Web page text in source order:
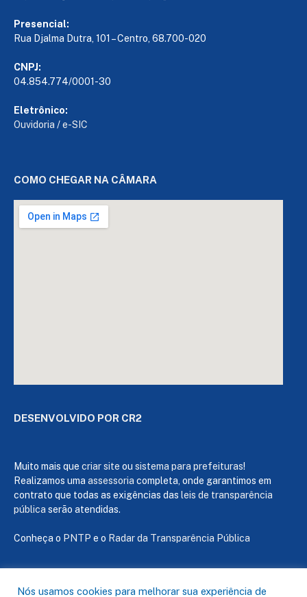
Presencial:
Rua Djalma Dutra, 101 – Centro, 68.700-020
CNPJ:
04.854.774/0001-30
Eletrônico:
Ouvidoria /e-SIC
COMO CHEGAR NA CÂMARA
DESENVOLVIDO POR CR2
Muito mais que criar site ou sistema para prefeituras!
Realizamos uma assessoria completa, onde garantimos em
contrato que todas as exigências das leis de transparência
pública serão atendidas.
Conheça o PNTP e o Radar da Transparência Pública
Nós usamos cookies para melhorar sua experiência de